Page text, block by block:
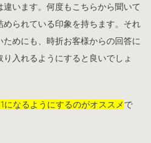
います。何度もこちらから聞いて
られている印象を持ちます。それ
めにも、時折お客様からの回答に
入れるようにすると良いでしょ
になるようにするのがオススメで